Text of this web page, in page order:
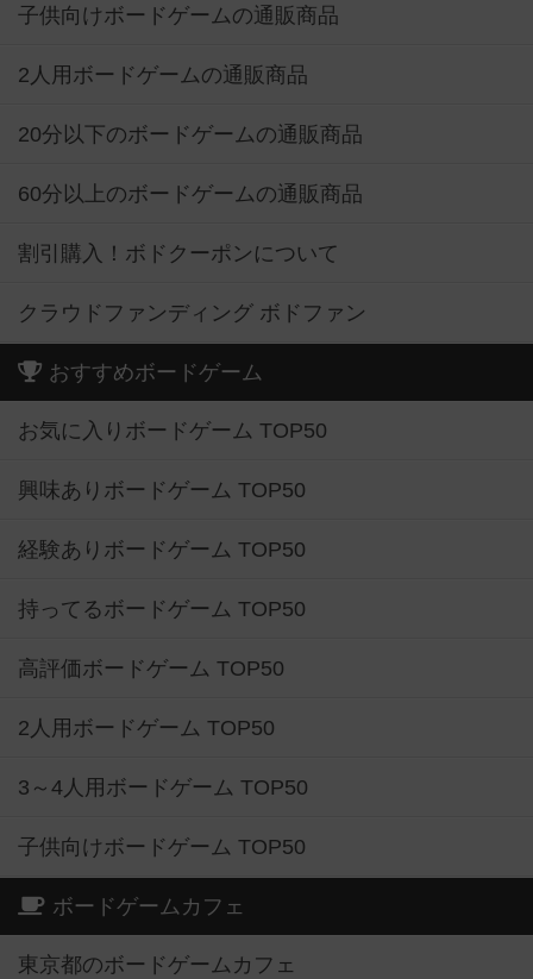
子供向けボードゲームの通販商品
2人用ボードゲームの通販商品
20分以下のボードゲームの通販商品
60分以上のボードゲームの通販商品
割引購入！ボドクーポンについて
クラウドファンディング ボドファン
おすすめボードゲーム
お気に入りボードゲーム TOP50
興味ありボードゲーム TOP50
経験ありボードゲーム TOP50
持ってるボードゲーム TOP50
高評価ボードゲーム TOP50
2人用ボードゲーム TOP50
3～4人用ボードゲーム TOP50
子供向けボードゲーム TOP50
ボードゲームカフェ
東京都のボードゲームカフェ